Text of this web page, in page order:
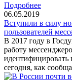
Подробнее
06.05.2019
Вступили в силу
пользователей
В 2017 году в
работу
идентифицировать
сегодня, как